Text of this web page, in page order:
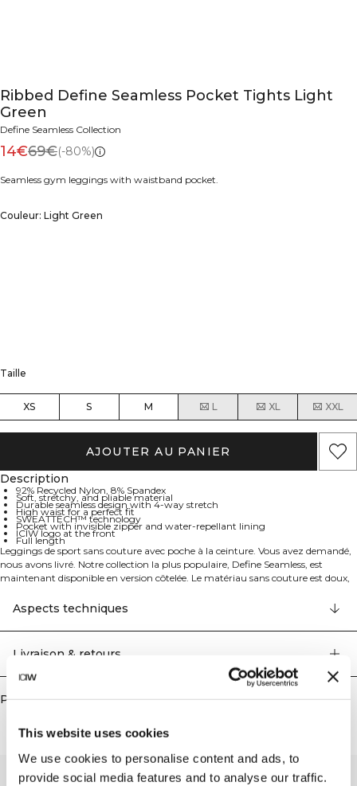
This website uses cookies
We use cookies to personalise content and ads, to
provide social media features and to analyse our traffic.
Ribbed Define Seamless Pocket Tights Light
Green
Define Seamless Collection
14€69€(-80%)
Seamless gym leggings with waistband pocket.
Couleur: Light Green
Taille
XS S M L XL XXL
AJOUTER AU PANIER
Description
92% Recycled Nylon, 8% Spandex
Soft, stretchy, and pliable material
Durable seamless design with 4-way stretch
High waist for a perfect fit
SWEATTECH™ technology
Pocket with invisible zipper and water-repellant lining
ICIW logo at the front
Full length
Leggings de sport sans couture avec poche à la ceinture. Vous avez demandé,
nous avons livré. Notre collection la plus populaire, Define Seamless, est
maintenant disponible en version côtelée. Le matériau sans couture est doux,
excellent ajustement. Des leggings, soutiens-gorge de sport et hauts dans
plusieurs couleurs tendance font de la collection Define Seamless la ligne de
vêtements d'entraînement incontournable pour de nombreux types
couture pour augmenter la mobilité pendant votre entraînement. Matériau
extensible et durable avec logo ICIW à l'avant et SWEATTECH™. Taille haute
pour un ajustement parfait avec design pleine longueur. La ceinture
comprend une poche avec fermeture éclair invisible et doublure hydrofuge à
Aspects techniques
Livraison & retours
Produits similaires